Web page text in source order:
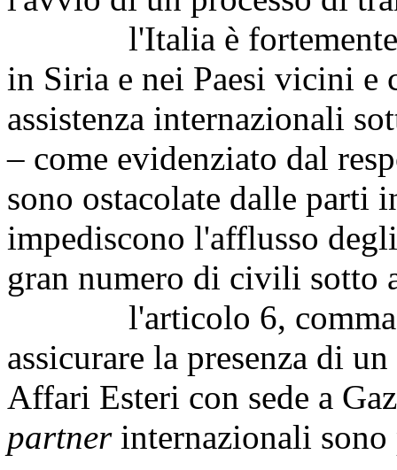
l'Italia è fortemente
in Siria e nei Paesi vicini
assistenza internazionali
– come evidenziato dal
sono ostacolate dalle parti
impediscono l'afflusso
gran numero di civili sotto
l'articolo 6, comma 2,
assicurare la presenza di
Affari Esteri con sede a
partnerinternazionali sono